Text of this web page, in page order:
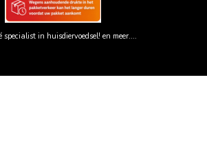
in huisdiervoedsel! en meer....